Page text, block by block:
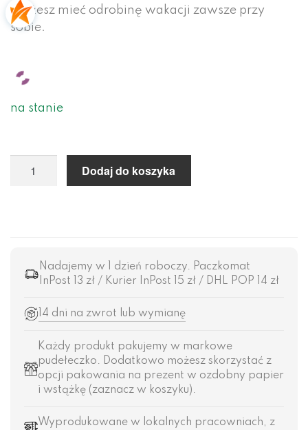
możesz mieć odrobinę wakacji zawsze przy
sobie.
na stanie
Dodaj do koszyka
Nadajemy w 1 dzień roboczy. Paczkomat
InPost 13 zł / Kurier InPost 15 zł / DHL POP 14 zł
14 dni na zwrot lub wymianę
Każdy produkt pakujemy w markowe
pudełeczko. Dodatkowo możesz skorzystać z
opcji pakowania na prezent w ozdobny papier
i wstążkę (zaznacz w koszyku).
Wyprodukowane w lokalnych pracowniach, z